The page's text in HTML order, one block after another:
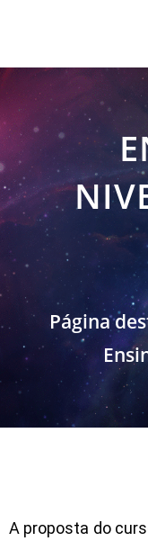
Página
A proposta do